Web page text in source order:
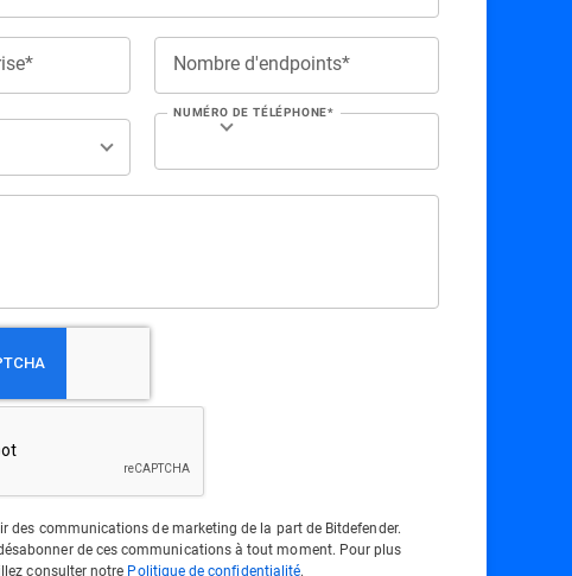
Nombre d'endpoints*
NUMÉRO DE TÉLÉPHONE*
des communications de marketing de la part de Bitdefender.
de ces communications à tout moment. Pour plus
consulter notre Politique de confidentialité.